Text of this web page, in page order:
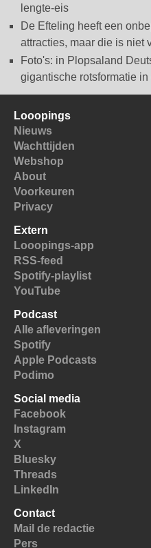
lengte-eis
De Efteling heeft een
attracties, maar die is niet
Foto's: in Plopsaland
gigantische rotsformatie
Looopings
Nieuws
Wachttijden
Webshop
About
Voorkeuren
Privacy
Extern
Looopings-app
RSS-feed
Spotify-playlist
YouTube
Podcast
Alle afleveringen
Spotify
Apple Podcasts
Podimo
Social media
Facebook
Instagram
X
Bluesky
Threads
LinkedIn
Contact
Mail de redactie
Pers